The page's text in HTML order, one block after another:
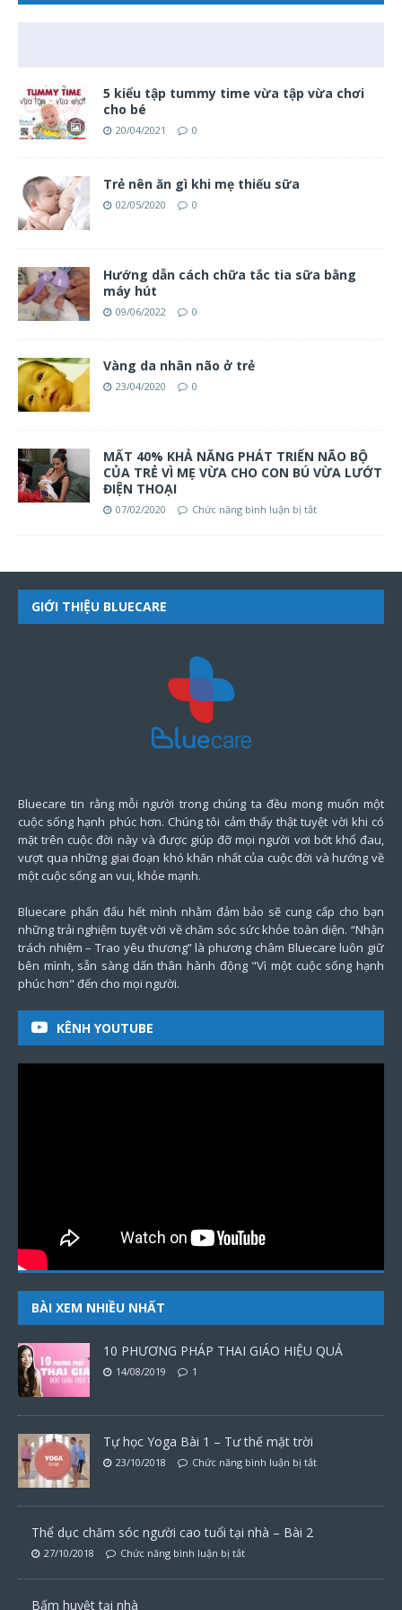
5 kiểu tập tummy time vừa tập vừa chơi
cho bé
20/04/2021 0
Trẻ nên ăn gì khi mẹ thiếu sữa
02/05/2020 0
Hướng dẫn cách chữa tắc tia sữa bằng
máy hút
09/06/2022 0
Vàng da nhân não ở trẻ
23/04/2020 0
MẤT 40% KHẢ NĂNG PHÁT TRIỂN NÃO BỘ
CỦA TRẺ VÌ MẸ VỪA CHO CON BÚ VỪA LƯỚT
ĐIỆN THOẠI
07/02/2020 Chức năng bình luận bị tắt
GIỚI THIỆU BLUECARE
Bluecare tin rằng mỗi người trong chúng ta đều mong muốn một
cuộc sống hạnh phúc hơn. Chúng tôi cảm thấy thật tuyệt vời khi có
mặt trên cuộc đời này và được giúp đỡ mọi người vơi bớt khổ đau,
vượt qua những giai đoạn khó khăn nhất của cuộc đời và hướng về
một cuộc sống an vui, khỏe mạnh.
Bluecare phấn đấu hết mình nhằm đảm bảo sẽ cung cấp cho bạn
những trải nghiệm tuyệt vời về chăm sóc sức khỏe toàn diện. “Nhận
trách nhiệm – Trao yêu thương” là phương châm Bluecare luôn giữ
bên mình, sẵn sàng dấn thân hành động "Vì một cuộc sống hạnh
phúc hơn" đến cho mọi người.
KÊNH YOUTUBE
BÀI XEM NHIỀU NHẤT
10 PHƯƠNG PHÁP THAI GIÁO HIỆU QUẢ
14/08/2019 1
Tự học Yoga Bài 1 – Tư thế mặt trời
23/10/2018 Chức năng bình luận bị tắt
Thể dục chăm sóc người cao tuổi tại nhà – Bài 2
27/10/2018 Chức năng bình luận bị tắt
Bấm huyệt tại nhà